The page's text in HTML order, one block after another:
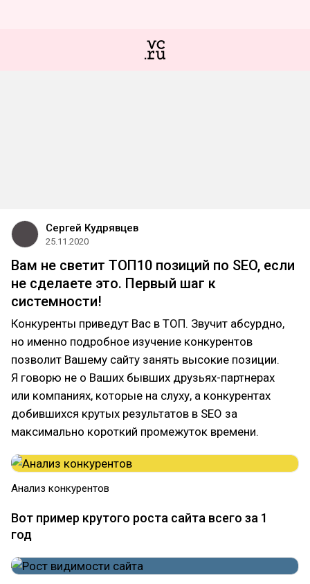
Сергей Кудрявцев
25.11.2020
Вам не светит ТОП10 позиций по SEO, если
не сделаете это. Первый шаг к
системности!
Конкуренты приведут Вас в ТОП. Звучит абсурдно,
но именно подробное изучение конкурентов
позволит Вашему сайту занять высокие позиции.
Я говорю не о Ваших бывших друзьях-партнерах
или компаниях, которые на слуху, а конкурентах
добившихся крутых результатов в SEO за
максимально короткий промежуток времени.
Анализ конкурентов
Вот пример крутого роста сайта всего за 1
год